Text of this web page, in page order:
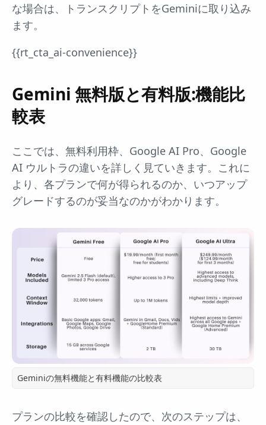
な場合は、トランスクリプトをGeminiに取り込み
ます。
{{rt_cta_ai-convenience}}
Gemini 無料版と有料版:機能比
較表
ここでは、無料利用枠、Google AI Pro、Google
AI ウルトラの違いを詳しく見ていきます。これに
より、各プランで何が得られるのか、いつアップ
グレードするのが妥当なのかがわかります。
Geminiの無料機能と有料機能の比較表
プランの比較を確認したので、次のステップは、